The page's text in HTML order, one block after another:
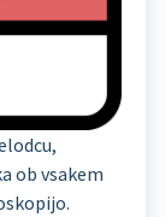
ob vsakem